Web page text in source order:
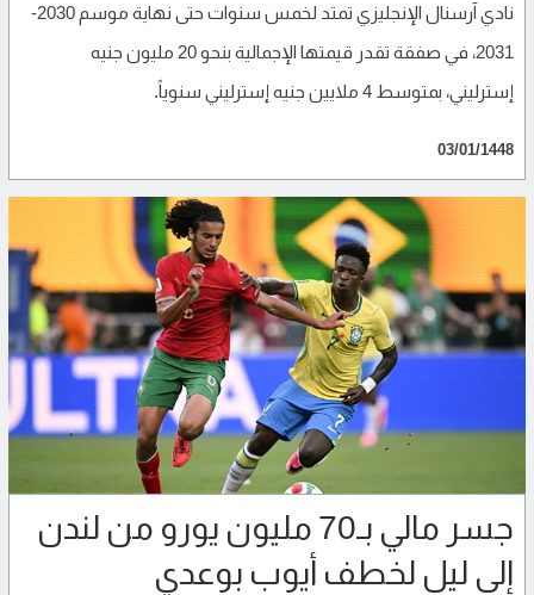
نادي آرسنال الإنجليزي تمتد لخمس سنوات حتى نهاية موسم 2030-
2031، في صفقة تقدر قيمتها الإجمالية بنحو 20 مليون جنيه
إسترليني، بمتوسط 4 ملايين جنيه إسترليني سنوياً.
03/01/1448
جسر مالي بـ70 مليون يورو من لندن
إلى ليل لخطف أيوب بوعدي